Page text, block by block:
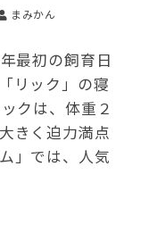
まみかん
最初の飼育日
リック」の寝
クは、体重２
きく迫力満点
」では、人気